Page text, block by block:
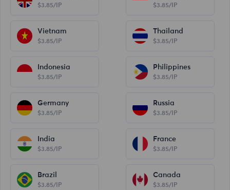
$3.85/IP $3.85/IP
Vietnam
$3.85/IP
Thailand
$3.85/IP
Indonesia
$3.85/IP
Philippines
$3.85/IP
Germany
$3.85/IP
Russia
$3.85/IP
India
$3.85/IP
France
$3.85/IP
Brazil
$3.85/IP
Canada
$3.85/IP